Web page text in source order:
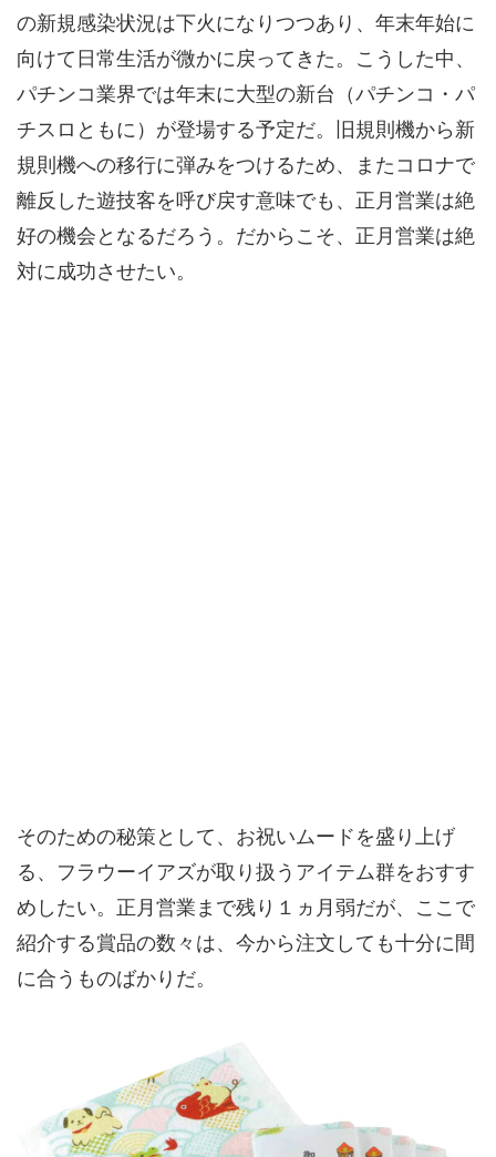
の新規感染状況は下火になりつつあり、年末年始に
向けて日常生活が微かに戻ってきた。こうした中、
パチンコ業界では年末に大型の新台（パチンコ・パ
チスロともに）が登場する予定だ。旧規則機から新
規則機への移行に弾みをつけるため、またコロナで
離反した遊技客を呼び戻す意味でも、正月営業は絶
好の機会となるだろう。だからこそ、正月営業は絶
対に成功させたい。
そのための秘策として、お祝いムードを盛り上げ
る、フラウーイアズが取り扱うアイテム群をおすす
めしたい。正月営業まで残り１ヵ月弱だが、ここで
紹介する賞品の数々は、今から注文しても十分に間
に合うものばかりだ。